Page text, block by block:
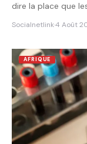
dire la place que
Socialnetlink·4 Août
AFRIQUE